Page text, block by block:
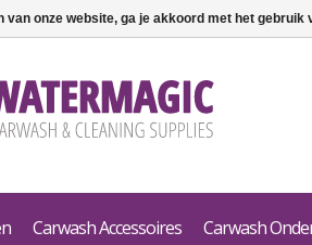
Carwash Accessoires Carwash
van onze website, ga je akkoord met het